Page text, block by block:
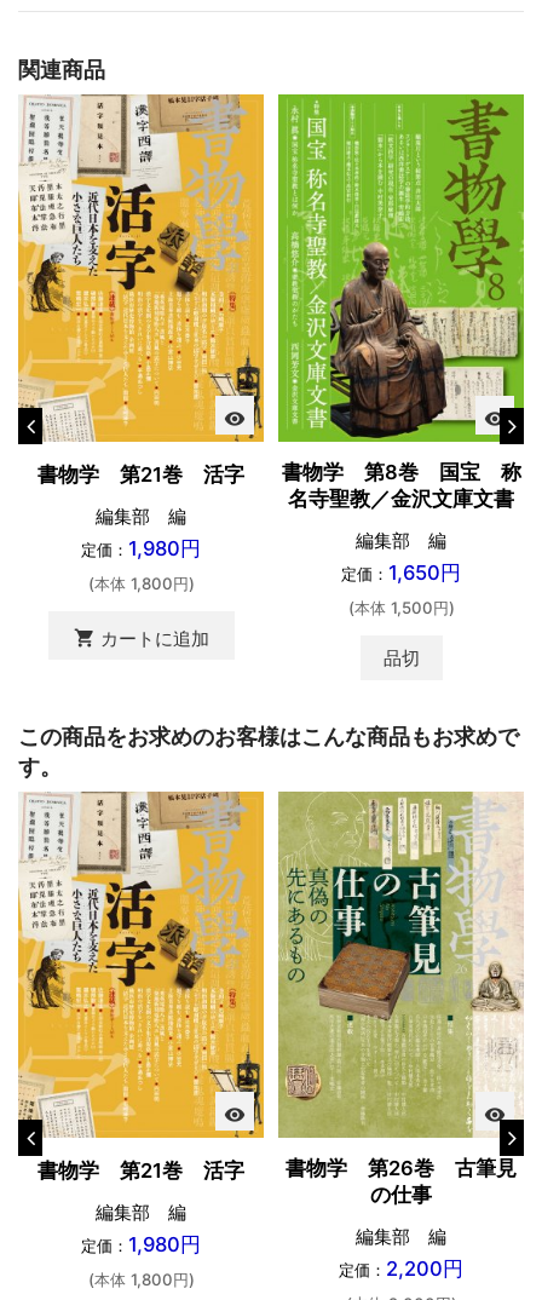
関連商品
visibility
書物学 第21巻 活字
編集部 編
定価： 1,980円
(本体 1,800円)
shopping_cart カートに追加
visibility
書物学 第8巻 国宝 称
名寺聖教／金沢文庫文書
編集部 編
定価： 1,650円
(本体 1,500円)
品切
この商品をお求めのお客様はこんな商品もお求めで
す。
visibility
書物学 第21巻 活字
編集部 編
定価： 1,980円
(本体 1,800円)
visibility
書物学 第26巻 古筆見
の仕事
編集部 編
定価： 2,200円